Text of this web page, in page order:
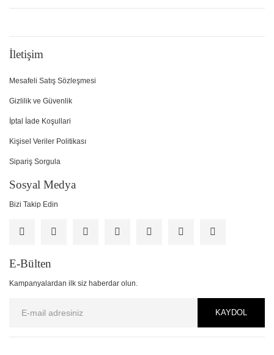
İletişim
Mesafeli Satış Sözleşmesi
Gizlilik ve Güvenlik
İptal İade Koşullari
Kişisel Veriler Politikası
Sipariş Sorgula
Sosyal Medya
Bizi Takip Edin
E-Bülten
Kampanyalardan ilk siz haberdar olun.
KAYDOL